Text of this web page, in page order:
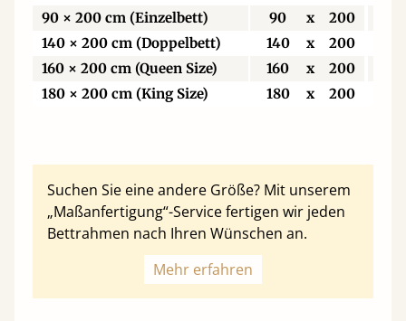
90 × 200 cm (Einzelbett)
90 x 200
140 × 200 cm (Doppelbett)
140 x 200
160 × 200 cm (Queen Size)
160 x 200
180 × 200 cm (King Size)
180 x 200
Suchen Sie eine andere Größe? Mit unserem
„Maßanfertigung“-Service fertigen wir jeden
Bettrahmen nach Ihren Wünschen an.
Mehr erfahren